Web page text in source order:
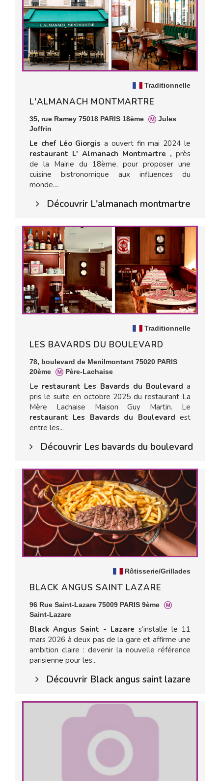
Traditionnelle
L'ALMANACH MONTMARTRE
35, rue Ramey 75018 PARIS 18ème
Jules
Joffrin
Le chef Léo Giorgis a ouvert fin mai 2024 le
restaurant L' Almanach Montmartre , près
de la Mairie du 18ème, pour proposer une
cuisine bistronomique aux influences du
monde....
Découvrir L'almanach montmartre
Traditionnelle
LES BAVARDS DU BOULEVARD
78, boulevard de Menilmontant 75020 PARIS
20ème
Père-Lachaise
Le restaurant Les Bavards du Boulevarda
pris le suite en octobre 2025 du restaurant La
Mère Lachaise Maison Guy Martin. Le
restaurant Les Bavards du Boulevard est
entre les...
Découvrir Les bavards du boulevard
Rôtisserie/Grillades
BLACK ANGUS SAINT LAZARE
96 Rue Saint-Lazare 75009 PARIS 9ème
Saint-Lazare
Black Angus Saint - Lazare s’installe le 11
mars 2026 à deux pas de la gare et affirme une
ambition claire : devenir la nouvelle référence
parisienne pour les...
Découvrir Black angus saint lazare